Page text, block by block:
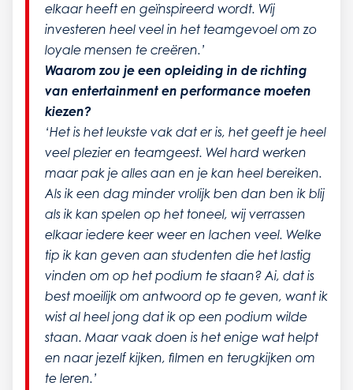
elkaar heeft en geïnspireerd wordt. Wij
investeren heel veel in het teamgevoel om zo
loyale mensen te creëren.’
Waarom zou je een opleiding in de richting
van entertainment en performance moeten
kiezen?
‘Het is het leukste vak dat er is, het geeft je heel
veel plezier en teamgeest. Wel hard werken
maar pak je alles aan en je kan heel bereiken.
Als ik een dag minder vrolijk ben dan ben ik blij
als ik kan spelen op het toneel, wij verrassen
elkaar iedere keer weer en lachen veel. Welke
tip ik kan geven aan studenten die het lastig
vinden om op het podium te staan? Ai, dat is
best moeilijk om antwoord op te geven, want ik
wist al heel jong dat ik op een podium wilde
staan. Maar vaak doen is het enige wat helpt
en naar jezelf kijken, filmen en terugkijken om
te leren.’